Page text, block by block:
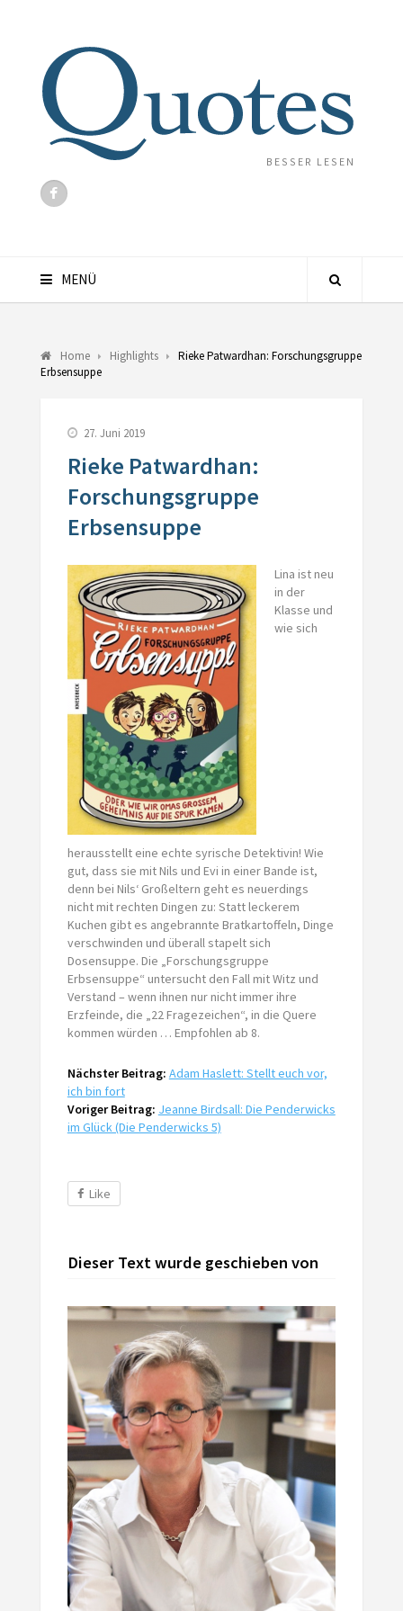
BESSER LESEN
MENÜ
Home Highlights
Rieke Patwardhan: Forschungsgruppe
Erbsensuppe
27. Juni 2019
Rieke Patwardhan:
Forschungsgruppe
Erbsensuppe
Lina ist neu
in der
Klasse und
wie sich
herausstellt eine echte syrische Detektivin! Wie
gut, dass sie mit Nils und Evi in einer Bande ist,
denn bei Nils‘ Großeltern geht es neuerdings
nicht mit rechten Dingen zu: Statt leckerem
Kuchen gibt es angebrannte Bratkartoffeln, Dinge
verschwinden und überall stapelt sich
Dosensuppe. Die „Forschungsgruppe
Erbsensuppe“ untersucht den Fall mit Witz und
Verstand – wenn ihnen nur nicht immer ihre
Erzfeinde, die „22 Fragezeichen“, in die Quere
kommen würden … Empfohlen ab 8.
Nächster Beitrag: Adam Haslett: Stellt euch vor,
ich bin fort
Voriger Beitrag: Jeanne Birdsall: Die Penderwicks
im Glück (Die Penderwicks 5)
Like
Dieser Text wurde geschieben von